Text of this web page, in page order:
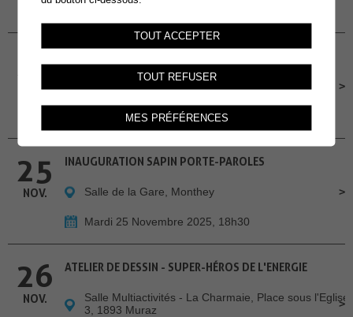
24
NOV.
Lundi 24 Novembre 2025, 19h-20h30
25
NOV.
INAUGURATION SAPIN PORTE-PAROLES
Salle de la Gare, Monthey
Mardi 25 Novembre 2025, 18h30
26
NOV.
ATELIER DE DESSIN - SUPER-HÉROS DE L'ENERGIE
Salle Multiactivités - La Charmaie, Place sous l'Eglise
3, 1893 Muraz
TOUT ACCEPTER
TOUT REFUSER
MES PRÉFÉRENCES